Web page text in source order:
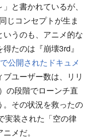
と書かれているが、
じコンセプトが生ま
うのも、アニメ的な
たのは『崩壊3rd』
公開されたドキュメ
ユーザー数は、リリ
の段階でローンチ直
その状況を救ったの
実装された「空の律
メだ。